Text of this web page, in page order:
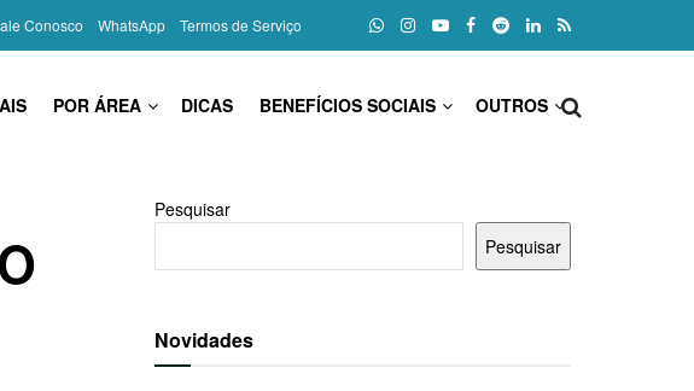
Conosco WhatsApp Termos de Serviço
POR ÁREA DICAS BENEFÍCIOS SOCIAIS OUTROS
Pesquisar
Pesquisar
Novidades